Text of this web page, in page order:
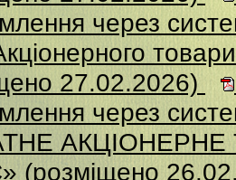
через
27.02.2026)
через
(розміщено